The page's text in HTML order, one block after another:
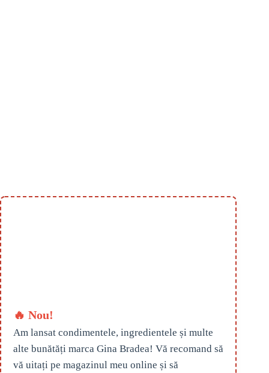
🔥 Nou!
Am lansat condimentele, ingredientele și multe
alte bunătăți marca Gina Bradea! Vă recomand să
vă uitați pe magazinul meu online și să